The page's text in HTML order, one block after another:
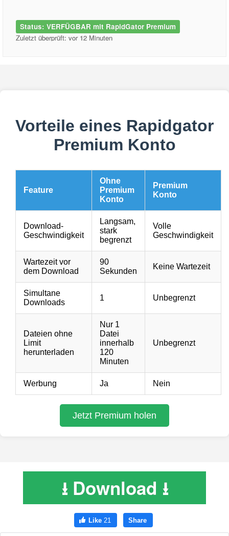
Status: VERFÜGBAR mit RapidGator Premium
Zuletzt überprüft: vor 12 Minuten
⭳ Download ⭳